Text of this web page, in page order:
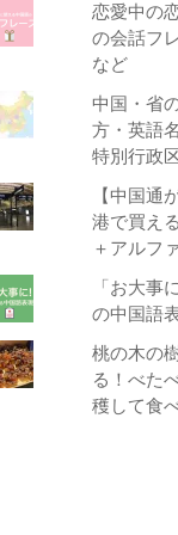
恋愛中の
の会話フ
など
中国・省
方・英語
特別行政
【中国通
港で買え
＋アルフ
「お大事
の中国語
桃の木の
る！べた
穫して食